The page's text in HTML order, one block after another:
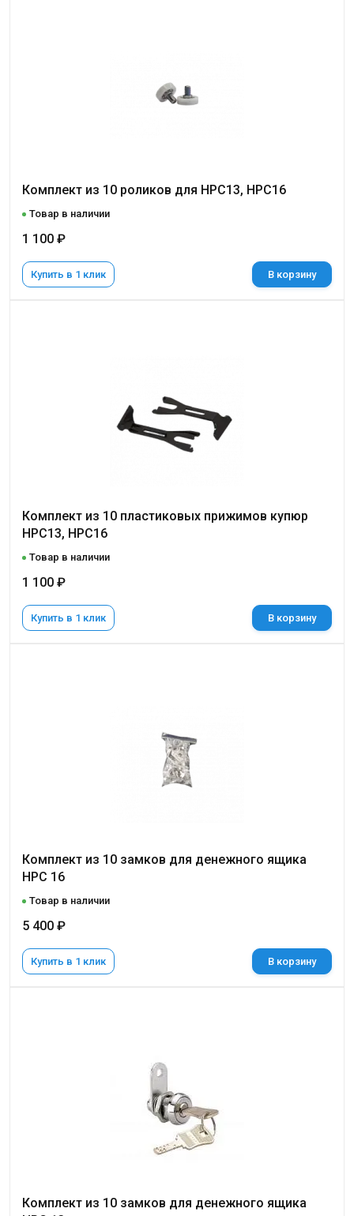
Комплект из 10 роликов для НРС13, НРС16
Товар в наличии
1 100 ₽
Купить в 1 клик В корзину
Комплект из 10 пластиковых прижимов купюр
НРС13, HPC16
Товар в наличии
1 100 ₽
Купить в 1 клик В корзину
Комплект из 10 замков для денежного ящика
НРС 16
Товар в наличии
5 400 ₽
Купить в 1 клик В корзину
Комплект из 10 замков для денежного ящика